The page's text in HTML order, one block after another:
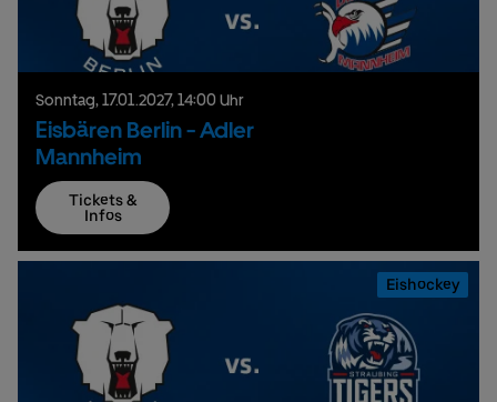
Sonntag, 17.01.2027, 14:00 Uhr
Eisbären Berlin - Adler
Mannheim
Tickets &
Infos
Eishockey